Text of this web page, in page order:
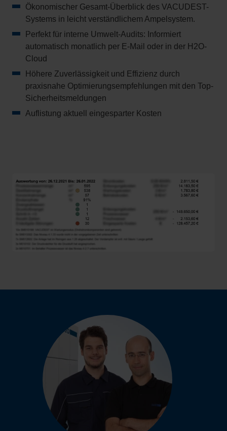
Ökonomischer Gesamt-Überblick des VACUDEST-
Systems in leicht verständlichem Ampelsystem.
Perfekt für interne Umwelt-Audits: Informiert
automatisch monatlich per E-Mail oder in der H2O-
Cloud
Höhere Zuverlässigkeit und Effizienz durch
praxisnahe Optimierungsempfehlungen mit den Top-
Sicherheitsmeldungen
Auflistung aktuell eingesparter Kosten